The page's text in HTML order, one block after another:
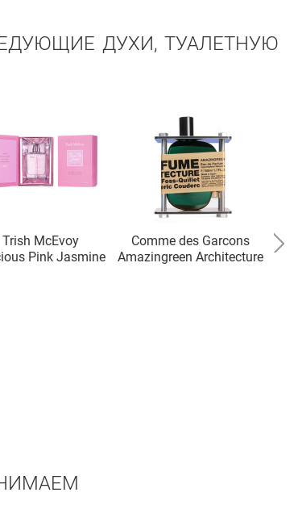
ДУХИ, ТУАЛЕТНУЮ
Trish McEvoy
Pink Jasmine
Comme des Garcons
Amazingreen Architecture